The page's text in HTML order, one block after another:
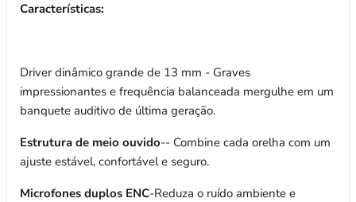
Características:
Driver dinâmico grande de 13 mm - Graves
impressionantes e frequência balanceada mergulhe em um
banquete auditivo de última geração.
Estrutura de meio ouvido-- Combine cada orelha com um
ajuste estável, confortável e seguro.
Microfones duplos ENC-Reduza o ruído ambiente e